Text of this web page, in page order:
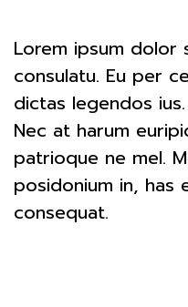
Lorem ipsum
consulatu. Eu per
dictas legendos
Nec at harum
patrioque ne mel.
posidonium in,
consequat.